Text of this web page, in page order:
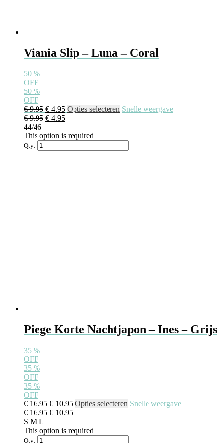
Viania Slip – Luna – Coral
50 %
OFF
50 %
OFF
€9.95 Oorspronkelijke
prijs
€ 9.95.
€ 4.95Huidige
prijs
€ 4.95.
Opties selecteren Dit
Deze
Snelle weergave
€9.95 Oorspronkelijke
was:
€ 4.95Huidige
is:
44/46
This option is required
Qty:
Piege Korte Nachtjapon – Ines – Grijs
35 %
OFF
35 %
OFF
35 %
OFF
€16.95 Oorspronkelijke
prijs
€ 16.95.
€ 10.95Huidige
prijs
€ 10.95.
Opties selecteren Dit
Snelle weergave
€16.95 Oorspronkelijke
was:
€ 10.95Huidige
is:
S M L
This option is required
Qty: